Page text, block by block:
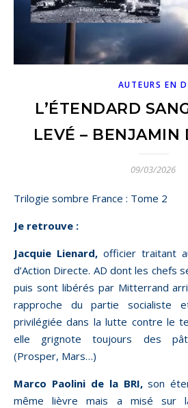
AUTEURS EN D
L’ÉTENDARD
LEVÉ – BENJAMIN
09/03/2026
Trilogie sombre France : Tome 2
Je retrouve :
Jacquie Lienard, officier traitant
d’Action Directe. AD dont les chefs
puis sont libérés par Mitterrand
rapproche du partie socialiste
privilégiée dans la lutte contre le
elle grignote toujours des
(Prosper, Mars…)
Marco Paolini de la BRI,son
même lièvre mais a misé sur